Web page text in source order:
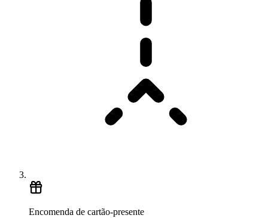
Encomenda de cartão-presente